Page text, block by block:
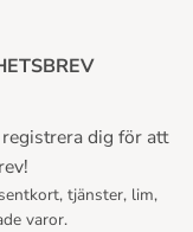
dig för att
tjänster, lim,
varor.